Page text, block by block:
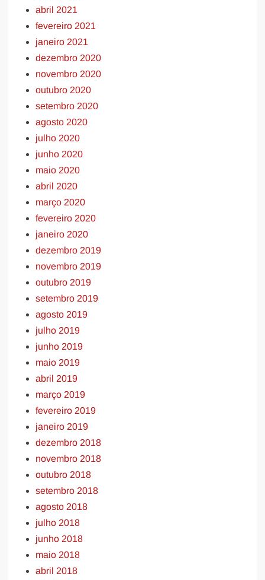
abril 2021
fevereiro 2021
janeiro 2021
dezembro 2020
novembro 2020
outubro 2020
setembro 2020
agosto 2020
julho 2020
junho 2020
maio 2020
abril 2020
março 2020
fevereiro 2020
janeiro 2020
dezembro 2019
novembro 2019
outubro 2019
setembro 2019
agosto 2019
julho 2019
junho 2019
maio 2019
abril 2019
março 2019
fevereiro 2019
janeiro 2019
dezembro 2018
novembro 2018
outubro 2018
setembro 2018
agosto 2018
julho 2018
junho 2018
maio 2018
abril 2018